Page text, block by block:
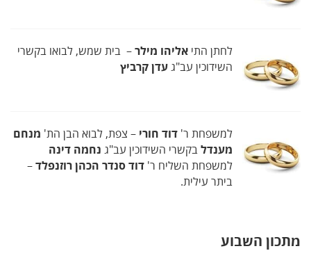
לחתן התי אליהו מילר– בית שמש, לבואו בקשרי
השידוכין עב"געדן קרביץ
למשפחת ר' דוד חורי – צפת, לבוא הבן הת' מנחם
מענדלבקשרי השידוכין עב"ג נחמה דינה
למשפחת השליח ר' דוד סנדר הכהן רוזנפלד–
ביתר עילית.
מתכון השבוע